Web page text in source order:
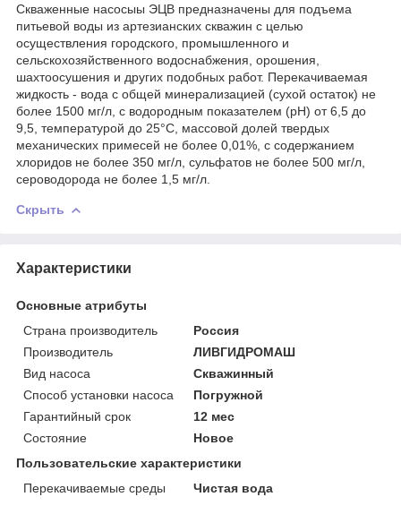
Скваженные насосыы ЭЦВ предназначены для подъема
питьевой воды из артезианских скважин с целью
осуществления городского, промышленного и
сельскохозяйственного водоснабжения, орошения,
шахтоосушения и других подобных работ. Перекачиваемая
жидкость - вода с общей минерализацией (сухой остаток) не
более 1500 мг/л, с водородным показателем (рН) от 6,5 до
9,5, температурой до 25°С, массовой долей твердых
механических примесей не более 0,01%, с содержанием
хлоридов не более 350 мг/л, сульфатов не более 500 мг/л,
сероводорода не более 1,5 мг/л.
Скрыть
Характеристики
Основные атрибуты
Страна производитель
Россия
Производитель
ЛИВГИДРОМАШ
Вид насоса
Скважинный
Способ установки насоса
Погружной
Гарантийный срок
12 мес
Состояние
Новое
Пользовательские характеристики
Перекачиваемые среды
Чистая вода